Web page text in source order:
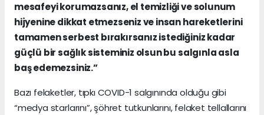
mesafeyi korumazsanız, el temizliği ve solunum
hijyenine dikkat etmezseniz ve insan hareketlerini
tamamen serbest bırakırsanız istediğiniz kadar
güçlü bir sağlık sisteminiz olsun bu salgınla asla
baş edemezsiniz.”
Bazı felaketler, tıpkı COVID-1 salgınında olduğu gibi
“medya starlarını”, şöhret tutkunlarını, felaket tellallarını